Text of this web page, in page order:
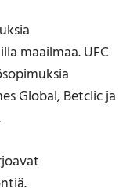
maailmaa. UFC
Global, Betclic ja